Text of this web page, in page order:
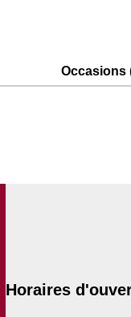
Occasions
Horaires